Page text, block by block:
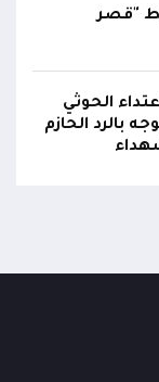
"قصر
الحوثي
بالرد الحازم